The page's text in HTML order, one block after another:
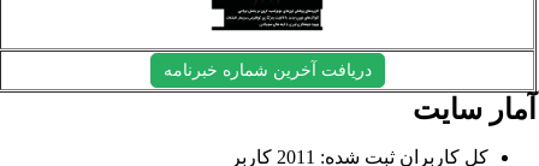
دریافت آخرین شماره خبرنامه
سایت
کل کاربران ثبت شده: 2011 کاربر